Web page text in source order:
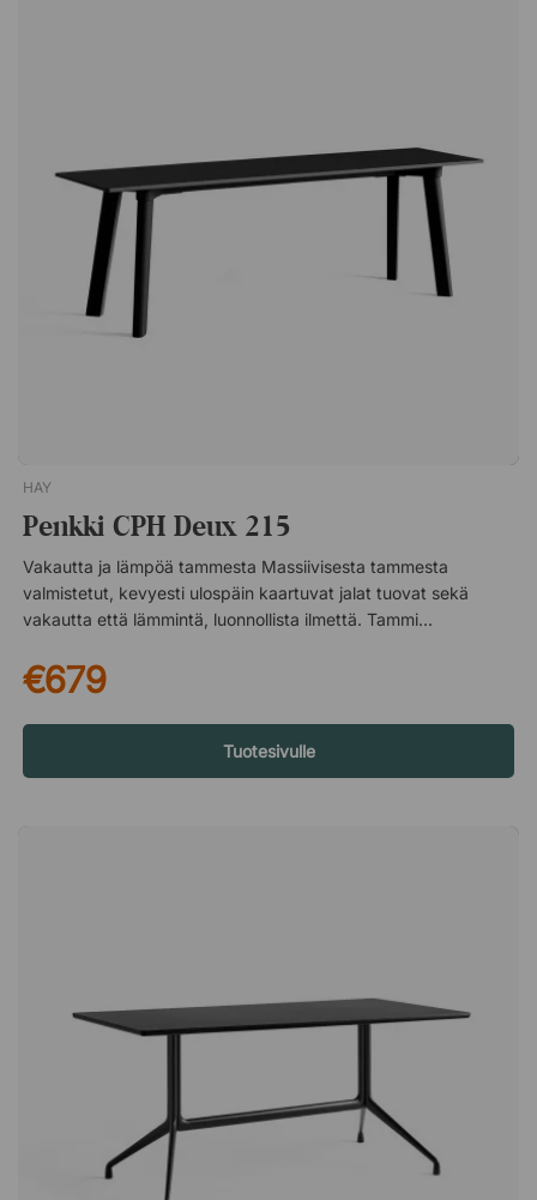
Pöytää on helppo siirtää kätevän kahvan ansiosta. Kestävää,
jauhemaalattua terästä.
HAY
Penkki CPH Deux 215
Vakautta ja lämpöä tammesta Massiivisesta tammesta
valmistetut, kevyesti ulospäin kaartuvat jalat tuovat sekä
vakautta että lämmintä, luonnollista ilmettä. Tammi on kestävä
kauniisti ajan myötä ja tekee kalusteesta entistä elävämmän
mitä enemmän sitä käytetään. Kestävä pinta päivittäiseen
käyttöön Vanerista ja laminaatista valmistettu istuin on
suunniteltu kestämään kulutusta, roiskeita ja naarmuja. Tämä
tekee penkistä käytännöllisen valinnan tiloihin, joissa sitä
Suunnittelijoista – Ronan & Erwan Bouroullec Ronan (s. 1971) ja
Erwan Bouroullec (s. 1976) ovat veljeksiä ja muotoilijoita
työskennelleet yritysten, kuten Vitran, HAYn ja Alessin kanssa.
Heidän töitään on esillä useissa kansainvälisissä museoissa,
kuten Centre Pompidoussa ja Museum of Modern Artissa, ja
he ovat järjestäneet näyttelyitä muun muassa Design Museum
€679
Tuotesivulle